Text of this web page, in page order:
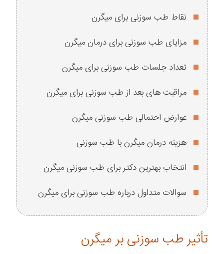
نقاط طب سوزنی برای میگرن
مزایای طب سوزنی برای درمان میگرن
تعداد جلسات طب سوزنی برای میگرن
مراقبت های بعد از طب سوزنی برای میگرن
عوارض احتمالی طب سوزنی میگرن
هزینه درمان میگرن با طب سوزنی
انتخاب بهترین دکتر برای طب سوزنی میگرن
سوالات متداول درباره طب سوزنی برای میگرن
تأثیر طب سوزنی بر میگرن